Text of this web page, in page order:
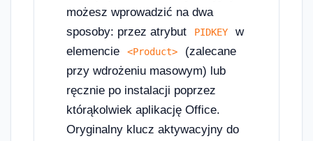
możesz wprowadzić na dwa
sposoby: przez atrybut
PIDKEY
w
elemencie
<Product>
(zalecane
przy wdrożeniu masowym) lub
ręcznie po instalacji poprzez
którąkolwiek aplikację Office.
Oryginalny klucz aktywacyjny do